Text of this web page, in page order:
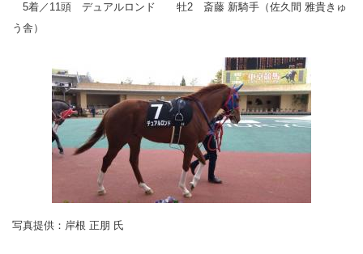
5着／11頭 デュアルロンド 牡2 斎藤 新騎手（佐久間 雅貴きゅ
う舎）
写真提供：岸根 正朋 氏